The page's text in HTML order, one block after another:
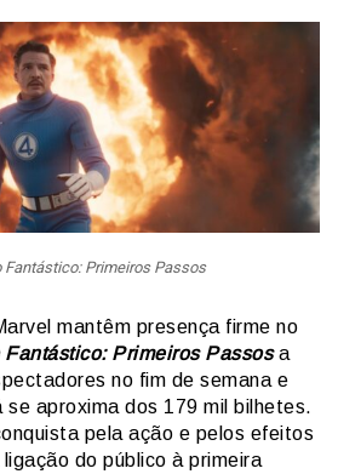
Fantástico: Primeiros Passos
mantêm presença firme no
Fantástico: Primeiros Passosa
no fim de semana e
se aproxima dos 179 mil bilhetes.
pela ação e pelos efeitos
do público à primeira